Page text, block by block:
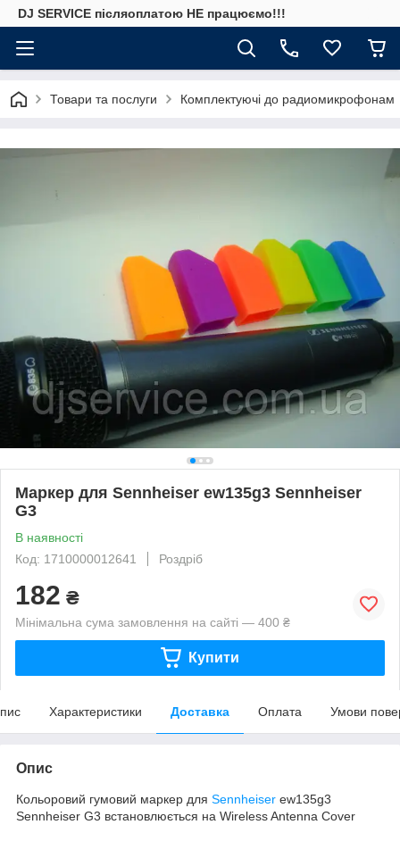
DJ SERVICE пiсляоплатою НЕ працюємо!!!
Товари та послуги Комплектуючі до радиомикрофонам
Маркер для Sennheiser ew135g3 Sennheiser
G3
В наявності
Код: 1710000012641
Роздріб
182 ₴
Мінімальна сума замовлення на сайті — 400 ₴
Купити
Характеристики Доставка Оплата Умови
Опис
Кольоровий гумовий маркер для Sennheiser ew135g3
Sennheiser G3 встановлюється на Wireless Antenna Cover